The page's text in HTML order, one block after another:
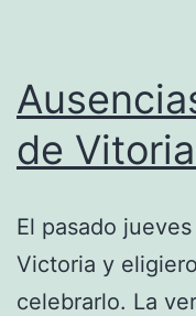
de
El pasado
Victoria y
celebrarlo. La